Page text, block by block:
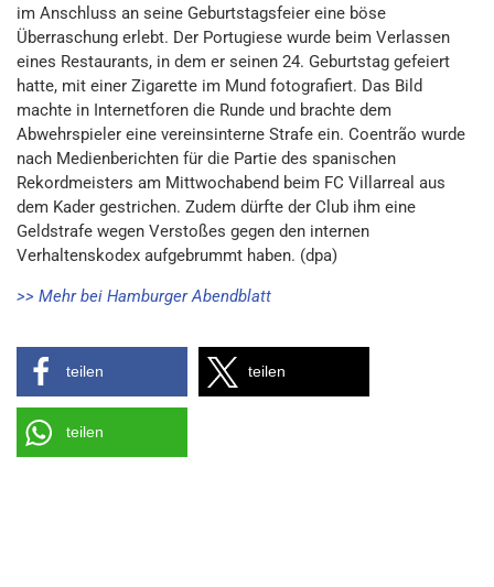
im Anschluss an seine Geburtstagsfeier eine böse
Überraschung erlebt. Der Portugiese wurde beim Verlassen
eines Restaurants, in dem er seinen 24. Geburtstag gefeiert
hatte, mit einer Zigarette im Mund fotografiert. Das Bild
machte in Internetforen die Runde und brachte dem
Abwehrspieler eine vereinsinterne Strafe ein. Coentrão wurde
nach Medienberichten für die Partie des spanischen
Rekordmeisters am Mittwochabend beim FC Villarreal aus
dem Kader gestrichen. Zudem dürfte der Club ihm eine
Geldstrafe wegen Verstoßes gegen den internen
Verhaltenskodex aufgebrummt haben. (dpa)
>> Mehr bei Hamburger Abendblatt
teilen teilen
teilen